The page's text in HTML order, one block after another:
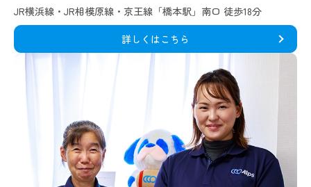
JR横浜線・JR相模原線・京王線「橋本駅」南口 徒歩18分
詳しくはこちら